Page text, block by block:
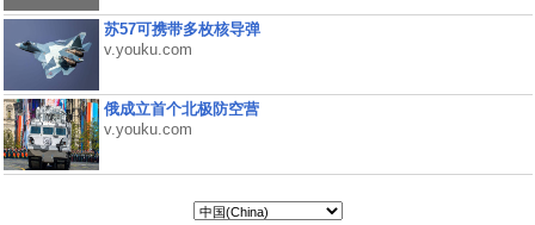
苏57可携带多枚核导弹
v.youku.com
俄成立首个北极防空营
v.youku.com